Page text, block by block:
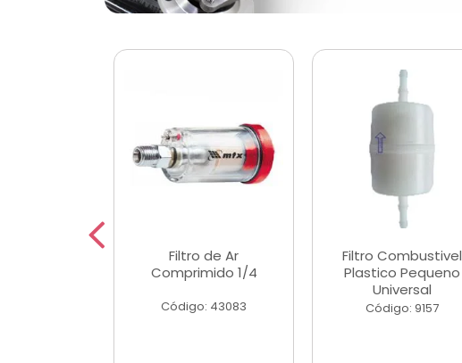
Filtro de Ar
Comprimido 1/4
Código: 43083
Filtro Combustivel
Plastico Pequeno
Universal
Código: 9157